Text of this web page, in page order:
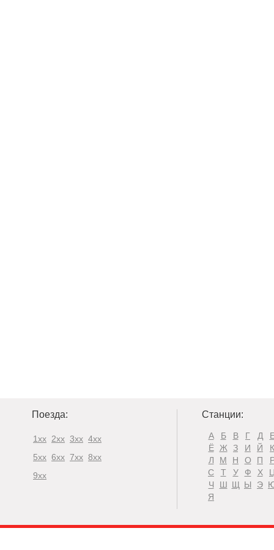
Поезда:
1xx 2xx 3xx 4xx
5xx 6xx 7xx 8xx
9xx
Станции:
А Б В Г Д
Ё
Ж З И Й
К
Л
М Н О П
С
Т У Ф Х
Ч
Ш Щ Ы Э
Я